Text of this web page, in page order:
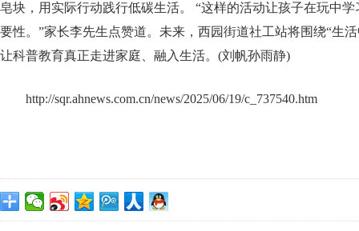
皂块，用实际行动践行低碳生活。 “这样的活动让孩子在玩中
要性。”家长李先生点赞道。未来，西园街道社工站将围绕“生
让科普教育真正走进家庭、融入生活。(刘帆孙雨静)
http://sqr.ahnews.com.cn/news/2025/06/19/c_737540.htm